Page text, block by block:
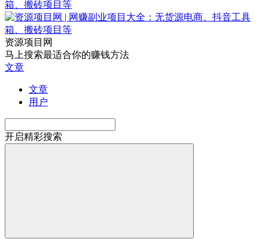
资源项目网
马上搜索最适合你的赚钱方法
文章
文章
用户
开启精彩搜索